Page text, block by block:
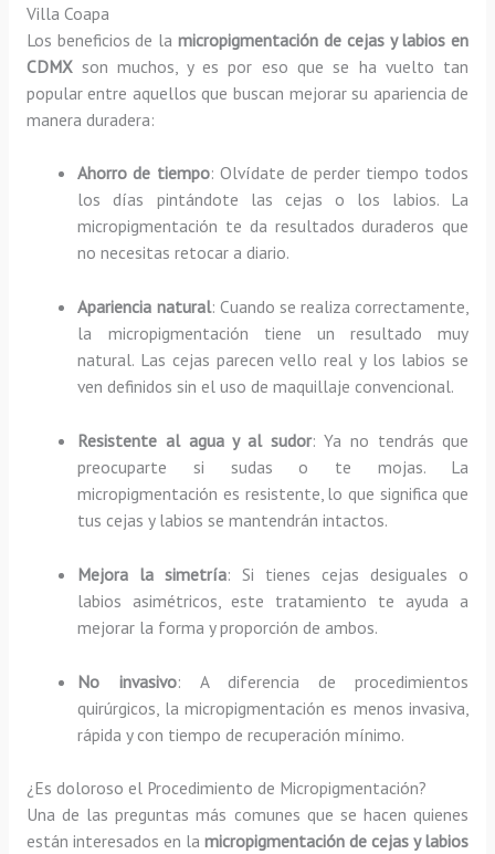
Villa Coapa
Los beneficios de lamicropigmentación de cejas y labios en
CDMXson muchos, y es por eso que se ha vuelto tan
popular entre aquellos que buscan mejorar su apariencia de
manera duradera:
Ahorro de tiempo: Olvídate de perder tiempo todos
los días pintándote las cejas o los labios. La
micropigmentación te da resultados duraderos que
no necesitas retocar a diario.
Apariencia natural: Cuando se realiza correctamente,
la micropigmentación tiene un resultado muy
natural. Las cejas parecen vello real y los labios se
ven definidos sin el uso de maquillaje convencional.
Resistente al agua y al sudor: Ya no tendrás que
preocuparte si sudas o te mojas. La
micropigmentación es resistente, lo que significa que
tus cejas y labios se mantendrán intactos.
Mejora la simetría: Si tienes cejas desiguales o
labios asimétricos, este tratamiento te ayuda a
mejorar la forma y proporción de ambos.
No invasivo: A diferencia de procedimientos
quirúrgicos, la micropigmentación es menos invasiva,
rápida y con tiempo de recuperación mínimo.
¿Es doloroso el Procedimiento de Micropigmentación?
Una de las preguntas más comunes que se hacen quienes
están interesados en la micropigmentación de cejas y labios